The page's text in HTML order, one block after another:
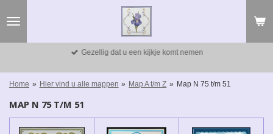
direct
Gezellig dat u een kijkje komt nemen
Home » Hier vind u alle mappen » Map A t/m Z » Map N 75 t/m 51
MAP N 75 T/M 51